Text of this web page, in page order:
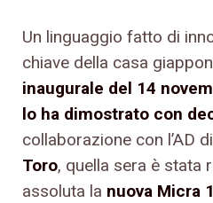
Un linguaggio fatto di
chiave della casa
inaugurale del 14
lo ha dimostrato con
collaborazione con l’AD
Toro, quella sera è stata
assoluta la nuova Micra